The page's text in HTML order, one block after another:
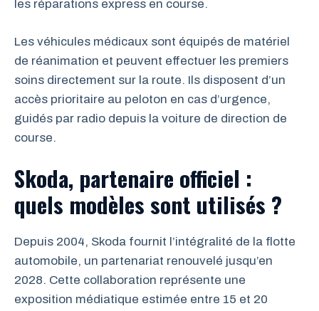
les réparations express en course.
Les véhicules médicaux sont équipés de matériel
de réanimation et peuvent effectuer les premiers
soins directement sur la route. Ils disposent d’un
accès prioritaire au peloton en cas d’urgence,
guidés par radio depuis la voiture de direction de
course.
Skoda, partenaire officiel :
quels modèles sont utilisés ?
Depuis 2004, Skoda fournit l’intégralité de la flotte
automobile, un partenariat renouvelé jusqu’en
2028. Cette collaboration représente une
exposition médiatique estimée entre 15 et 20